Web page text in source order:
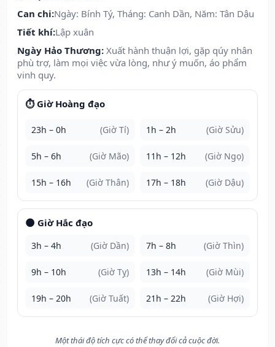
Can chi:Ngày: Bính Tý, Tháng: Canh Dần, Năm: Tân Dậu
Tiết khí:Lập xuân
Ngày Hảo Thương: Xuất hành thuận lợi, gặp qúy nhân
phù trợ, làm mọi việc vừa lòng, như ý muốn, áo phẩm
vinh quy.
⏱️ Giờ Hoàng đạo
23h – 0h (Giờ Tí) 1h – 2h (Giờ Sửu)
5h – 6h (Giờ Mão) 11h – 12h (Giờ Ngọ)
15h – 16h (Giờ Thân) 17h – 18h (Giờ Dậu)
🌑 Giờ Hắc đạo
3h – 4h (Giờ Dần) 7h – 8h (Giờ Thìn)
9h – 10h (Giờ Tỵ) 13h – 14h (Giờ Mùi)
19h – 20h (Giờ Tuất) 21h – 22h (Giờ Hợi)
Một thái độ tích cực có thể thay đổi cả cuộc đời.